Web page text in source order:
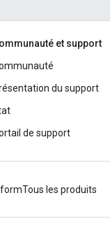
et support
du support
de support
Tous les produits